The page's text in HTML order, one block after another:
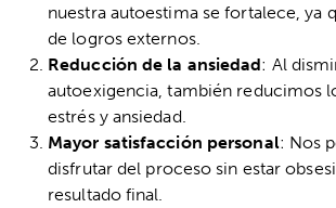
nuestra autoestima se fortalece, ya
de logros externos.
Reducción de la ansiedad: Al
autoexigencia, también reducimos
estrés y ansiedad.
Mayor satisfacción personal: Nos
disfrutar del proceso sin estar
resultado final.